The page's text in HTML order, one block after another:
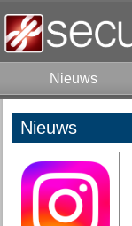
Nieuws
Nieuws